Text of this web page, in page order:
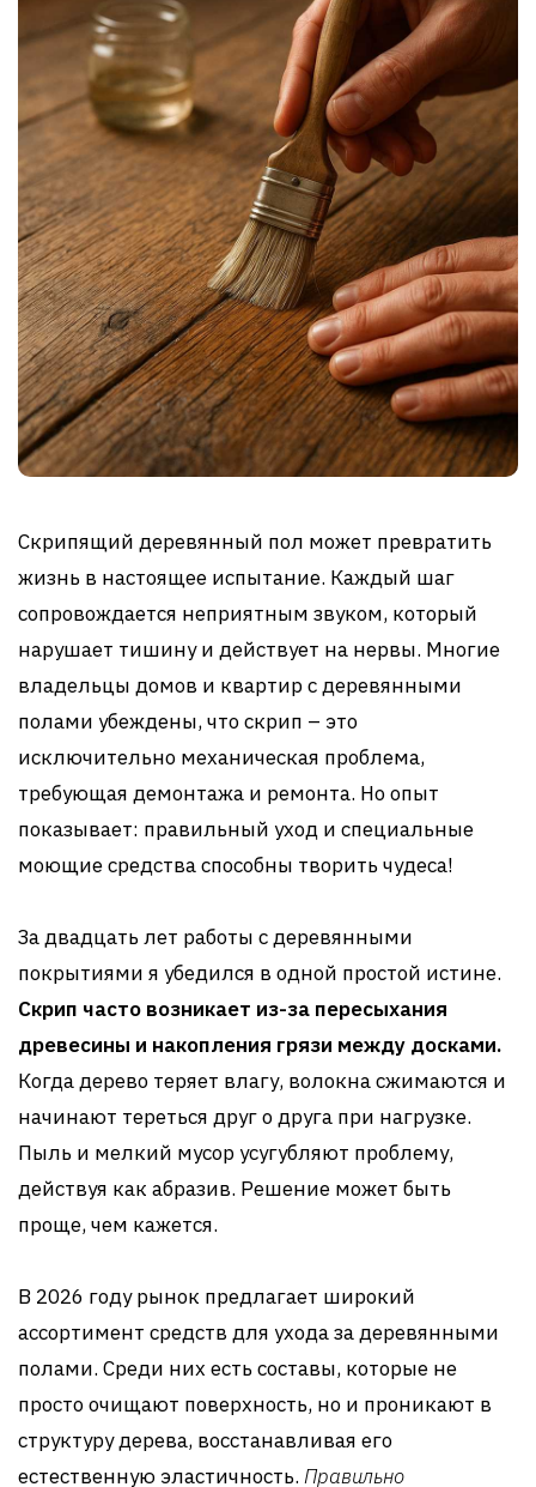
Скрипящий деревянный пол может превратить
жизнь в настоящее испытание. Каждый шаг
сопровождается неприятным звуком, который
нарушает тишину и действует на нервы. Многие
владельцы домов и квартир с деревянными
полами убеждены, что скрип – это
исключительно механическая проблема,
требующая демонтажа и ремонта. Но опыт
показывает: правильный уход и специальные
моющие средства способны творить чудеса!
За двадцать лет работы с деревянными
покрытиями я убедился в одной простой истине.
Скрип часто возникает из-за пересыхания
древесины и накопления грязи между досками.
Когда дерево теряет влагу, волокна сжимаются и
начинают тереться друг о друга при нагрузке.
Пыль и мелкий мусор усугубляют проблему,
действуя как абразив. Решение может быть
проще, чем кажется.
В 2026 году рынок предлагает широкий
ассортимент средств для ухода за деревянными
полами. Среди них есть составы, которые не
просто очищают поверхность, но и проникают в
структуру дерева, восстанавливая его
естественную эластичность. Правильно